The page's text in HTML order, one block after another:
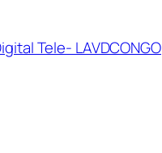
Tele- LAVDCONGO